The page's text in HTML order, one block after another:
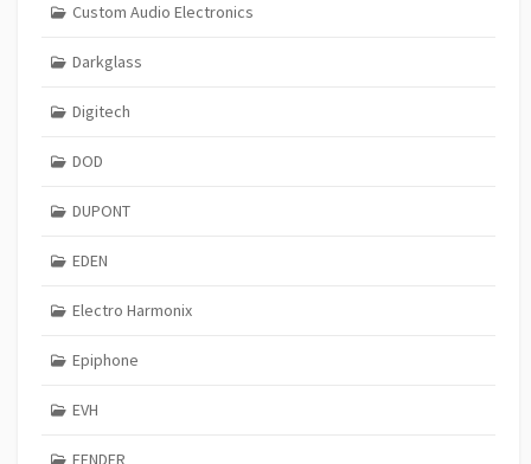
Custom Audio Electronics
Darkglass
Digitech
DOD
DUPONT
EDEN
Electro Harmonix
Epiphone
EVH
FENDER